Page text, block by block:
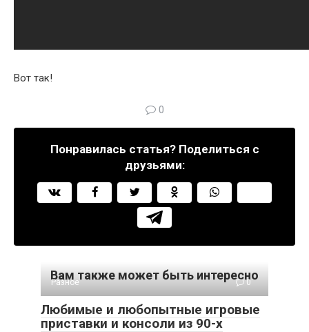
Вот так!
0
Понравилась статья? Поделиться с
друзьями:
Вам также может быть интересно
Разное 0
Любимые и любопытные игровые
приставки и консоли из 90-х